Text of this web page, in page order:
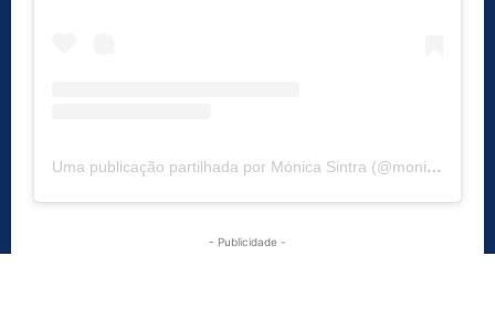
Uma publicação partilhada por Mónica Sintra (@monicasintraoficial)
- Publicidade -